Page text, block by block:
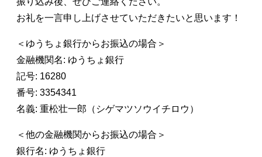
お礼を一言申し上げさせていただきたいと思います！
＜ゆうちょ銀行からお振込の場合＞
金融機関名: ゆうちょ銀行
記号: 16280
番号: 3354341
名義: 重松壮一郎（シゲマツソウイチロウ）
＜他の金融機関からお振込の場合＞
銀行名: ゆうちょ銀行